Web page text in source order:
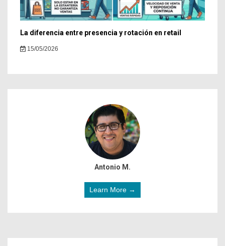
La diferencia entre presencia y rotación en retail
15/05/2026
Antonio M.
Learn More →